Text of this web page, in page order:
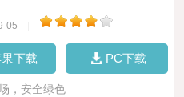
05
下载 PC下载
，安全绿色